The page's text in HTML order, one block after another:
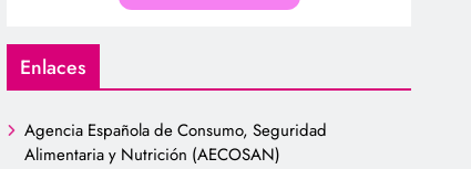
Enlaces
Agencia Española de Consumo, Seguridad
Alimentaria y Nutrición (AECOSAN)